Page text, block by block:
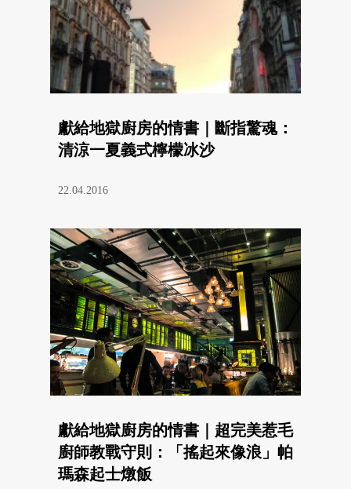
獻給地獄廚房的情書｜斷指驚魂：
清涼一夏義式檸檬冰沙
22.04.2016
獻給地獄廚房的情書｜超完美惹毛
廚師教戰守則：「搖起來像浪」帕
瑪森起士燉飯